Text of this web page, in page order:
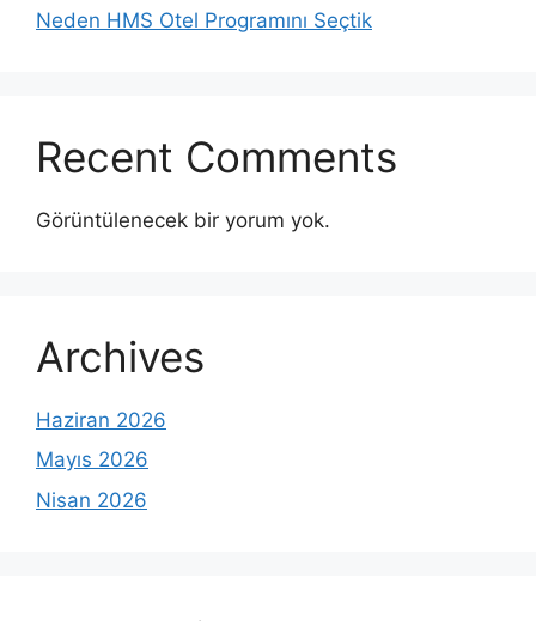
Neden HMS Otel Programını Seçtik
Recent Comments
Görüntülenecek bir yorum yok.
Archives
Haziran 2026
Mayıs 2026
Nisan 2026